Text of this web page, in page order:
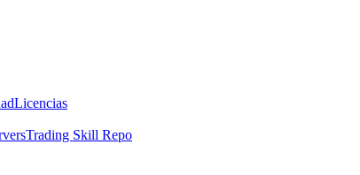
Licencias
Trading Skill Repo